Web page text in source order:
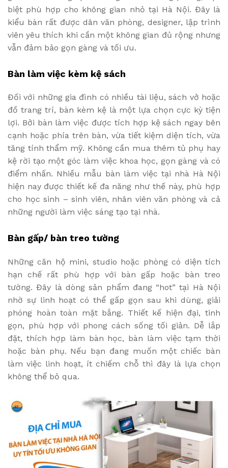
biệt phù hợp cho không gian nhỏ tại Hà Nội. Đây là
kiểu bàn rất được dân văn phòng, designer, lập trình
viên yêu thích khi cần một không gian đủ rộng nhưng
vẫn đảm bảo gọn gàng và tối ưu.
Bàn làm việc kèm kệ sách
Đối với những gia đình có nhiều tài liệu, sách vở hoặc
đồ trang trí, bàn kèm kệ là một lựa chọn cực kỳ tiện
lợi. Bởi bàn làm việc được tích hợp kệ sách ngay bên
cạnh hoặc phía trên bàn, vừa tiết kiệm diện tích, vừa
tăng tính thẩm mỹ. Không cần mua thêm tủ phụ hay
kệ rời tạo một góc làm việc khoa học, gọn gàng và có
điểm nhấn. Nhiều mẫu bàn làm việc tại nhà Hà Nội
hiện nay được thiết kế đa năng như thế này, phù hợp
cho học sinh – sinh viên, nhân viên văn phòng và cả
những người làm việc sáng tạo tại nhà.
Bàn gấp/ bàn treo tường
Những căn hộ mini, studio hoặc phòng có diện tích
hạn chế rất phù hợp với bàn gấp hoặc bàn treo
tường. Đây là dòng sản phẩm đang “hot” tại Hà Nội
nhờ sự linh hoạt có thể gấp gọn sau khi dùng, giải
phóng hoàn toàn mặt bằng. Thiết kế hiện đại, tinh
gọn, phù hợp với phong cách sống tối giản. Dễ lắp
đặt, thích hợp làm bàn học, bàn làm việc tạm thời
hoặc bàn phụ. Nếu bạn đang muốn một chiếc bàn
làm việc linh hoạt, ít chiếm chỗ thì đây là lựa chọn
không thể bỏ qua.